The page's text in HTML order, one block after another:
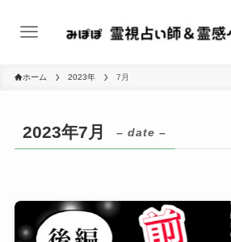
ホーム 2023年 7月
2023年7月 – date –